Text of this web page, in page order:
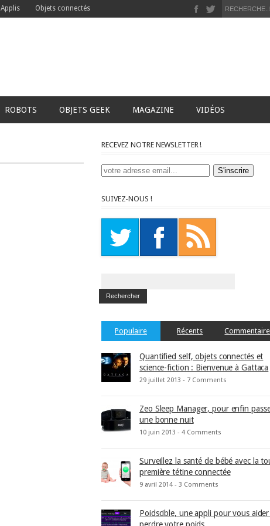
Applis Objets connectés
ROBOTS OBJETS GEEK MAGAZINE VIDÉOS
RECEVEZ NOTRE NEWSLETTER !
SUIVEZ-NOUS !
Populaire Récents
Quantified self, objets connectés et
science-fiction : Bienvenue à Gattaca
29 juillet 2013 - 7 Comments
Zeo Sleep Manager, pour enfin
une bonne nuit
10 juin 2013 - 4 Comments
Surveillez la santé de bébé avec la
première tétine connectée
9 avril 2014 - 3 Comments
Poidscible, une appli pour vous aider
perdre votre poids